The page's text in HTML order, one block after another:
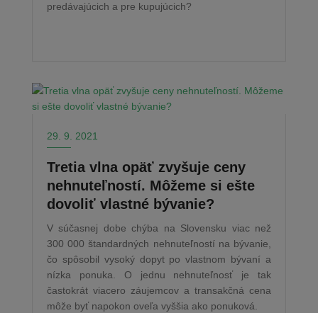
predávajúcich a pre kupujúcich?
29. 9. 2021
Tretia vlna opäť zvyšuje ceny
nehnuteľností. Môžeme si ešte
dovoliť vlastné bývanie?
V súčasnej dobe chýba na Slovensku viac než
300 000 štandardných nehnuteľností na bývanie,
čo spôsobil vysoký dopyt po vlastnom bývaní a
nízka ponuka. O jednu nehnuteľnosť je tak
častokrát viacero záujemcov a transakčná cena
môže byť napokon oveľa vyššia ako ponuková.